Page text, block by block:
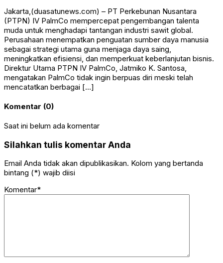
Jakarta,(duasatunews.com) – PT Perkebunan Nusantara
(PTPN) IV PalmCo mempercepat pengembangan talenta
muda untuk menghadapi tantangan industri sawit global.
Perusahaan menempatkan penguatan sumber daya manusia
sebagai strategi utama guna menjaga daya saing,
meningkatkan efisiensi, dan memperkuat keberlanjutan bisnis.
Direktur Utama PTPN IV PalmCo, Jatmiko K. Santosa,
mengatakan PalmCo tidak ingin berpuas diri meski telah
mencatatkan berbagai […]
Komentar (0)
Saat ini belum ada komentar
Silahkan tulis komentar Anda
Email Anda tidak akan dipublikasikan. Kolom yang bertanda
bintang (*) wajib diisi
Komentar*